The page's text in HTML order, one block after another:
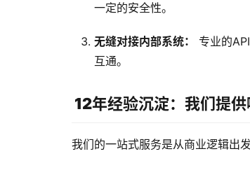
一定的安全性。
无缝对接内部系统：
专业的
互通。
12年经验沉淀：我们提供
我们的一站式服务是从商业逻辑出